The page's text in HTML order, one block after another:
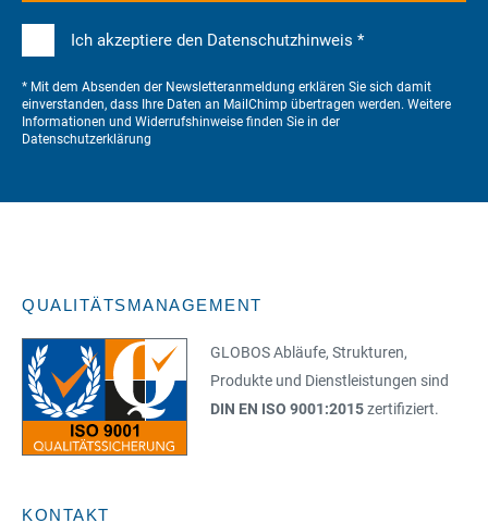
Ich akzeptiere den Datenschutzhinweis *
* Mit dem Absenden der Newsletteranmeldung erklären Sie sich damit
einverstanden, dass Ihre Daten an MailChimp übertragen werden. Weitere
Informationen und Widerrufshinweise finden Sie in der
Datenschutzerklärung
QUALITÄTSMANAGEMENT
GLOBOS Abläufe, Strukturen,
Produkte und Dienstleistungen sind
DIN EN ISO 9001:2015zertifiziert.
KONTAKT